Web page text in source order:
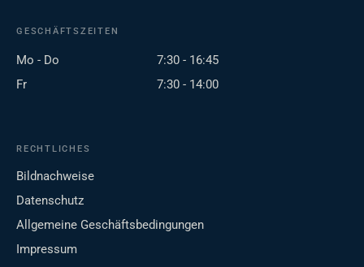
GESCHÄFTSZEITEN
Mo - Do
7:30 - 16:45
Fr
7:30 - 14:00
RECHTLICHES
Bildnachweise
Datenschutz
Allgemeine Geschäftsbedingungen
Impressum